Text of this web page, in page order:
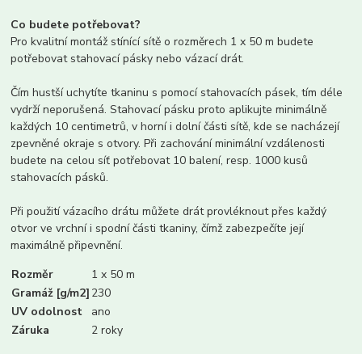
Co budete potřebovat?
Pro kvalitní montáž stínící sítě o rozměrech 1 x 50 m budete
potřebovat stahovací pásky nebo vázací drát.
Čím hustší uchytíte tkaninu s pomocí stahovacích pásek, tím déle
vydrží neporušená. Stahovací pásku proto aplikujte minimálně
každých 10 centimetrů, v horní i dolní části sítě, kde se nacházejí
zpevněné okraje s otvory. Při zachování minimální vzdálenosti
budete na celou síť potřebovat 10 balení, resp. 1000 kusů
stahovacích pásků.
Při použití vázacího drátu můžete drát provléknout přes každý
otvor ve vrchní i spodní části tkaniny, čímž zabezpečíte její
maximálně připevnění.
Rozměr
1 x 50 m
Gramáž [g/m2] 230
UV odolnost
ano
Záruka
2 roky